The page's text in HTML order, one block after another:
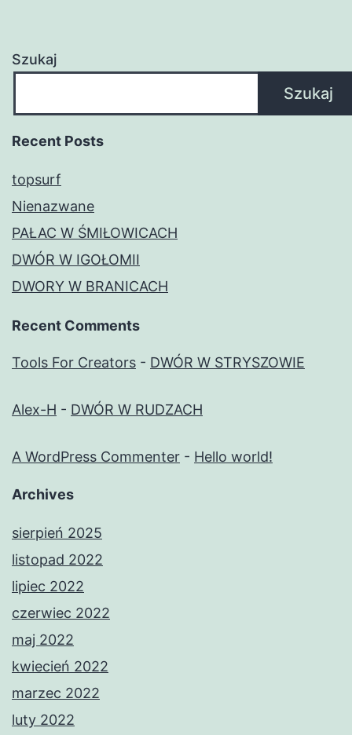
Szukaj
Szukaj
Recent Posts
topsurf
Nienazwane
PAŁAC W ŚMIŁOWICACH
DWÓR W IGOŁOMII
DWORY W BRANICACH
Recent Comments
Tools For Creators - DWÓR W STRYSZOWIE
Alex-H - DWÓR W RUDZACH
A WordPress Commenter - Hello world!
Archives
sierpień 2025
listopad 2022
lipiec 2022
czerwiec 2022
maj 2022
kwiecień 2022
marzec 2022
luty 2022